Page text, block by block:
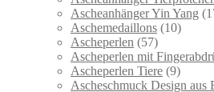
Ascheanhänger Yin Yang
Aschemedaillons (10)
Ascheperlen (57)
Ascheperlen mit
Ascheperlen Tiere (9)
Ascheschmuck Design aus